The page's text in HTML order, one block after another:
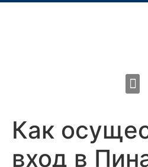
Как
вход в